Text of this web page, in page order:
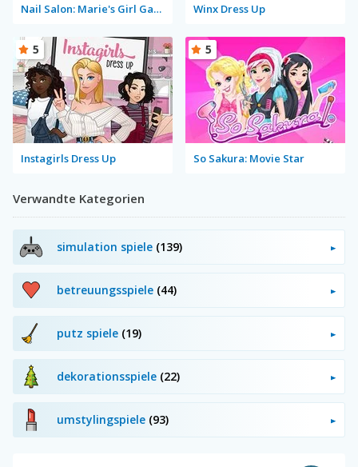
Nail Salon: Marie's Girl Games Winx Dress Up
Instagirls Dress Up
5
So Sakura: Movie Star
5
Verwandte Kategorien
simulation spiele (139)
betreuungsspiele (44)
putz spiele (19)
dekorationsspiele (22)
umstylingspiele (93)